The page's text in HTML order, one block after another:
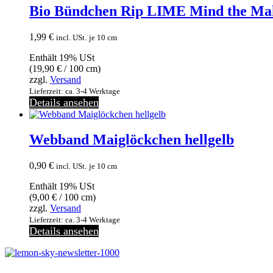
Bio Bündchen Rip LIME Mind the
1,99 € incl. USt. je 10 cm
Enthält 19% USt
(19,90 € / 100 cm)
zzgl. Versand
Lieferzeit: ca. 3-4 Werktage
Details ansehen
Webband Maiglöckchen hellgelb
0,90 € incl. USt. je 10 cm
Enthält 19% USt
(9,00 € / 100 cm)
zzgl. Versand
Lieferzeit: ca. 3-4 Werktage
Details ansehen